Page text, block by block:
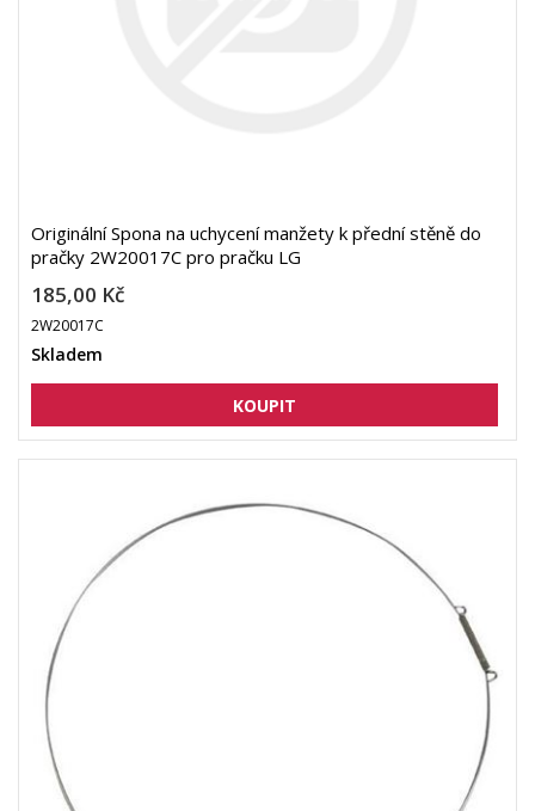
Originální Spona na uchycení manžety k přední stěně do
pračky 2W20017C pro pračku LG
185,00 Kč
2W20017C
Skladem